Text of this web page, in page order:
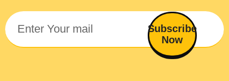
Subscribe
Now